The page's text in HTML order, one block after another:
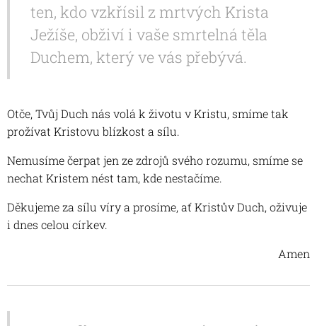
ten, kdo vzkřísil z mrtvých Krista
Ježíše, obživí i vaše smrtelná těla
Duchem, který ve vás přebývá.
Otče, Tvůj Duch nás volá k životu v Kristu, smíme tak
prožívat Kristovu blízkost a sílu.
Nemusíme čerpat jen ze zdrojů svého rozumu, smíme se
nechat Kristem nést tam, kde nestačíme.
Děkujeme za sílu víry a prosíme, ať Kristův Duch, oživuje
i dnes celou církev.
Amen